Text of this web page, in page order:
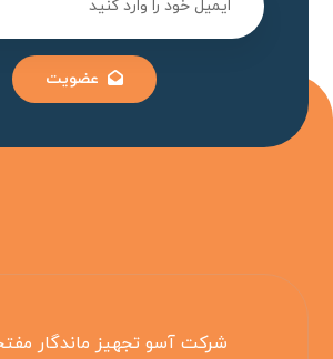
عضویت
شرکت آسو تجهیز ماندگار